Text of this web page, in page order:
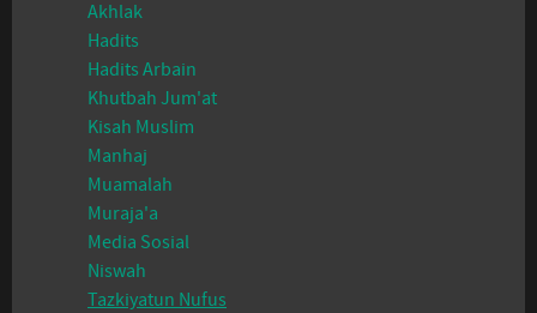
Akhlak
Hadits
Hadits Arbain
Khutbah Jum'at
Kisah Muslim
Manhaj
Muamalah
Muraja'a
Media Sosial
Niswah
Tazkiyatun Nufus